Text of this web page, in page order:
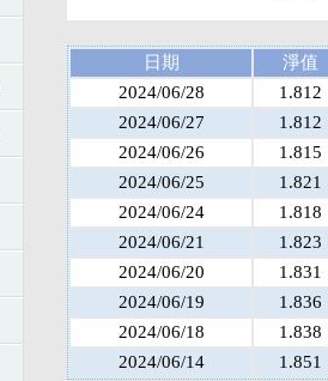
日期
淨值
2024/06/28
1.812
2024/06/27
1.812
2024/06/26
1.815
2024/06/25
1.821
2024/06/24
1.818
2024/06/21
1.823
2024/06/20
1.831
2024/06/19
1.836
2024/06/18
1.838
2024/06/14
1.851